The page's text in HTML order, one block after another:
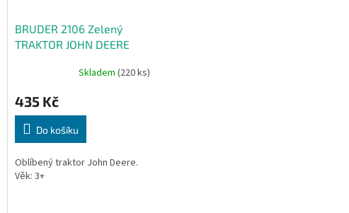
BRUDER 2106 Zelený
TRAKTOR JOHN DEERE
produktu
je
3,0
z
hvězdiček.
Skladem (220 ks)
435 Kč
Do košíku
Oblíbený traktor John Deere.
Věk: 3+